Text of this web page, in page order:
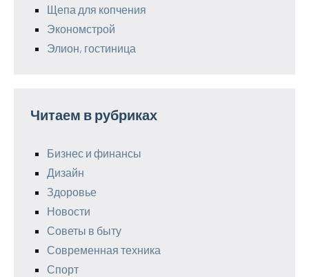
Щепа для копчения
Экономстрой
Элион, гостиница
Читаем в рубриках
Бизнес и финансы
Дизайн
Здоровье
Новости
Советы в быту
Современная техника
Спорт